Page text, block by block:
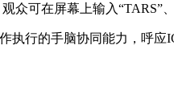
可在屏幕上输入“TARS”
行的手脑协同能力，呼应